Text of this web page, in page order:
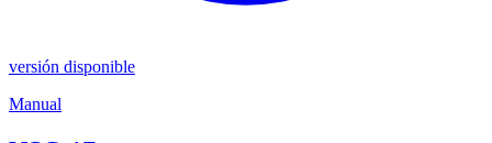
versión disponible
Manual